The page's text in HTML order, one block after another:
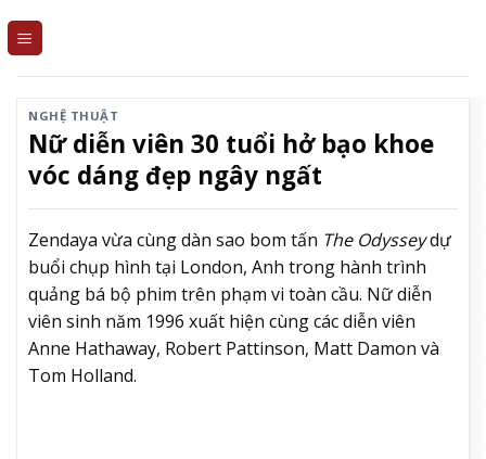
NGHỆ THUẬT
Nữ diễn viên 30 tuổi hở bạo khoe
vóc dáng đẹp ngây ngất
Zendaya vừa cùng dàn sao bom tấn The Odysseydự
buổi chụp hình tại London, Anh trong hành trình
quảng bá bộ phim trên phạm vi toàn cầu. Nữ diễn
viên sinh năm 1996 xuất hiện cùng các diễn viên
Anne Hathaway, Robert Pattinson, Matt Damon và
Tom Holland.